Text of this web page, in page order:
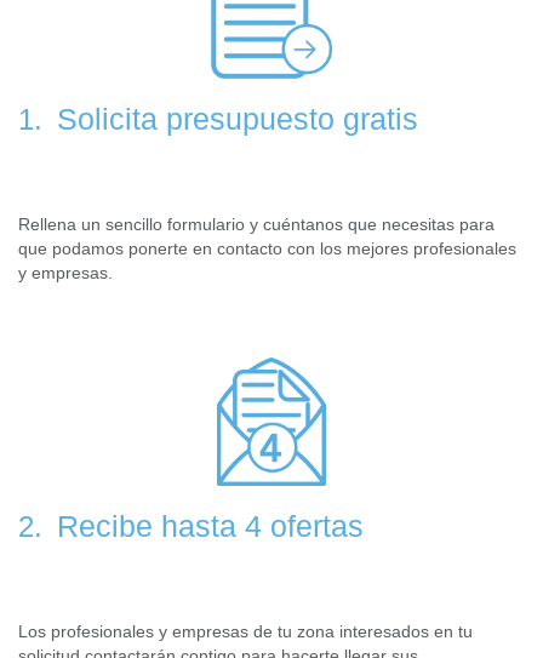
1. Solicita presupuesto gratis
Rellena un sencillo formulario y cuéntanos que necesitas para
que podamos ponerte en contacto con los mejores profesionales
y empresas.
2. Recibe hasta 4 ofertas
Los profesionales y empresas de tu zona interesados en tu